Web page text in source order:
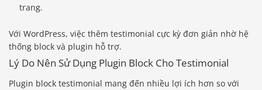
trang.
Với WordPress, việc thêm testimonial cực kỳ đơn giản nhờ hệ
thống block và plugin hỗ trợ.
Lý Do Nên Sử Dụng Plugin Block Cho Testimonial
Plugin block testimonial mang đến nhiều lợi ích hơn so với